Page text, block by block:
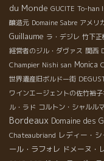
du Monde GUCITE To-han
醸造元 Domaine Sabre アメリ
Guillaume ラ・デジレ 竹下正
経営者のジル・ダヴァス 関西
Champier Nishi san Monica
世界遺産旧ボルドー街
ワインエージェントの佐竹裕子
ル・ラド コルトン・シャルル
Bordeaux Domaine des
Chateaubriand レディー・
ール・ラフォレ ドメーヌ・